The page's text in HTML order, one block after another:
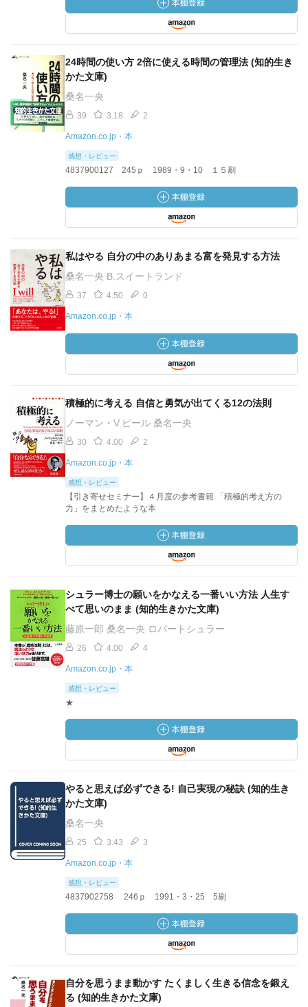
24時間の使い方 2倍に使える時間の管理法 (知的生き
かた文庫)
桑名一央
39 3.18 2
Amazon.co.jp・本
感想・レビュー
4837900127 245ｐ 1989・9・10 １５刷
私はやる 自分の中のありあまる富を発見する方法
桑名一央 B.スイートランド
37 4.50 0
Amazon.co.jp・本
積極的に考える 自信と勇気が出てくる12の法則
ノーマン・V.ピール 桑名一央
30 4.00 2
Amazon.co.jp・本
感想・レビュー
【引き寄せセミナー】４月度の参考書籍 「積極的考え方の
力」をまとめたような本
シュラー博士の願いをかなえる一番いい方法 人生す
べて思いのまま (知的生きかた文庫)
藤原一郎 桑名一央 ロバートシュラー
26 4.00 4
Amazon.co.jp・本
感想・レビュー
★
やると思えば必ずできる! 自己実現の秘訣 (知的生き
かた文庫)
桑名一央
25 3.43 3
Amazon.co.jp・本
感想・レビュー
4837902758 246ｐ 1991・3・25 5刷
自分を思うまま動かす たくましく生きる信念を鍛え
る (知的生きかた文庫)